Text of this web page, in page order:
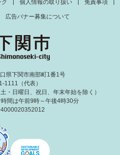
個人情報の取り扱い 免責事項
広告バナー募集について
県下関市南部町1番1号
1111（代表）
・日曜日、祝日、年末年始を除く）
間は午前9時～午後4時30分